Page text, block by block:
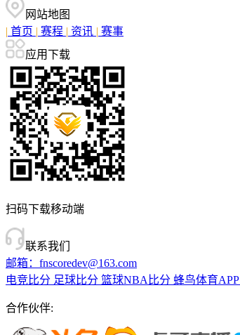
网站地图
| 首页 | 赛程 | 资讯 | 赛事
应用下载
扫码下载移动端
联系我们
邮箱：fnscoredev@163.com
电竞比分 足球比分 篮球NBA比分 蜂鸟体育APP
合作伙伴: